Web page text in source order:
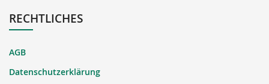
RECHTLICHES
AGB
Datenschutzerklärung